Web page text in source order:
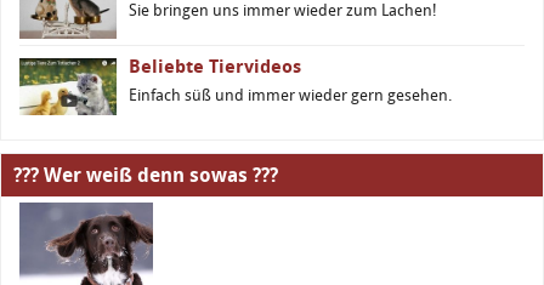
Sie bringen uns immer wieder zum Lachen!
Beliebte Tiervideos
Einfach süß und immer wieder gern gesehen.
??? Wer weiß denn sowas ???